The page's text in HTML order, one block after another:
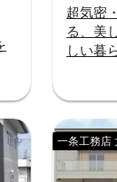
超気密
る、美
しい暮
一条工務店